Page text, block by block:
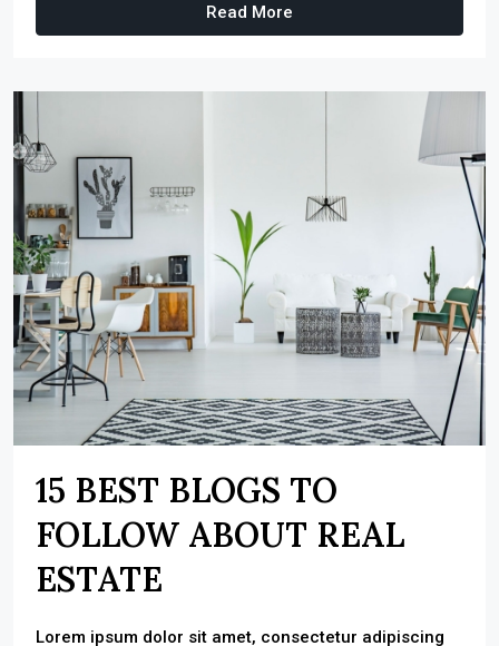
Read More
15 BEST BLOGS TO
FOLLOW ABOUT REAL
ESTATE
Lorem ipsum dolor sit amet, consectetur adipiscing